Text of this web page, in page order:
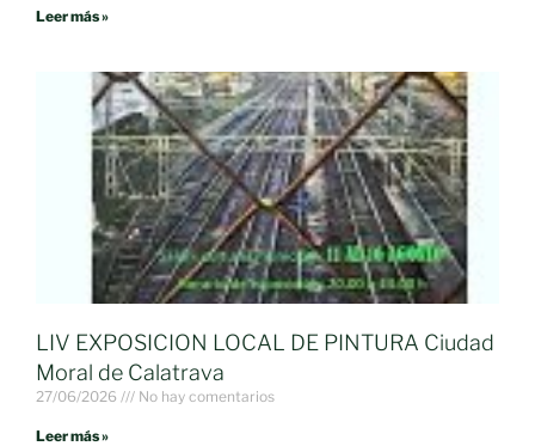
Leer más »
LIV EXPOSICION LOCAL DE PINTURA Ciudad
Moral de Calatrava
27/06/2026 No hay comentarios
Leer más »